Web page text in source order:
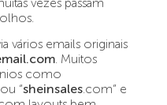
vezes passam
vários emails originais
. Muitos
como
“sheinsales.com” e